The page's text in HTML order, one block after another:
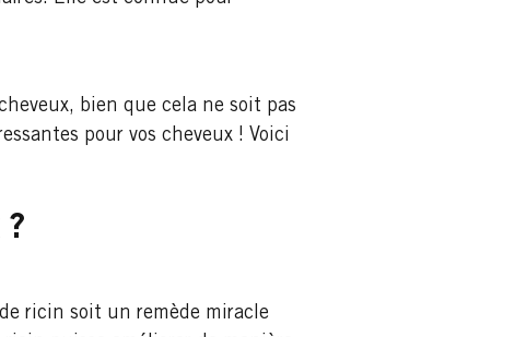
bien que cela ne soit pas
pour vos cheveux ! Voici
ricin soit un remède miracle